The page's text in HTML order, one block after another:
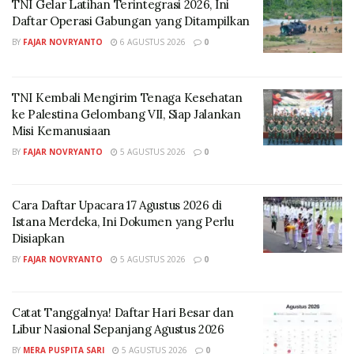
diantaranya bahan bakar minyak (BBM) jenis Pertalite,
Pertamax, Pertamax Turbo, Pertadex, Biosolar dan
perusahaan afiliasi, yakni Kilang Dumai, Kilang Plaju,
Kilang Cilacap, Kilang Balikpapan, Kilang Balongan,
Kilang Kasim dan PT Trans-Pacific Petrochemical
“Hasil pengujian ini membuktikan kalau proses
pengolahan di KPI tetap optimal dan menghasilkan
produk energi yang sesuai dengan standar nasional,”
tegas Milla.
LEMIGAS secara periodik, upaya KPI untuk memastikan
kualitas produknya juga dilakukan di internal dengan
melakukan verifikasi rutin di laboratorium tiap unit
TNI Gelar Latihan Terintegrasi 2026, Ini
Daftar Operasi Gabungan yang Ditampilkan
BY FAJAR NOVRYANTO 6 AGUSTUS 2026 0
TNI Kembali Mengirim Tenaga Kesehatan
ke Palestina Gelombang VII, Siap Jalankan
Misi Kemanusiaan
BY FAJAR NOVRYANTO 5 AGUSTUS 2026 0
Cara Daftar Upacara 17 Agustus 2026 di
Istana Merdeka, Ini Dokumen yang Perlu
Disiapkan
BY FAJAR NOVRYANTO 5 AGUSTUS 2026 0
Catat Tanggalnya! Daftar Hari Besar dan
Libur Nasional Sepanjang Agustus 2026
BY MERA PUSPITA SARI 5 AGUSTUS 2026 0